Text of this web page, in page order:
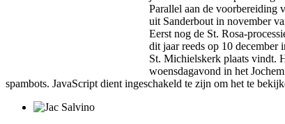
Parallel aan de voorbereiding
uit Sanderbout in november
Eerst nog de St. Rosa-
dit jaar reeds op 10 december
St. Michielskerk plaats vindt.
woensdagavond in het
spambots. JavaScript dient ingeschakeld te zijn om het te